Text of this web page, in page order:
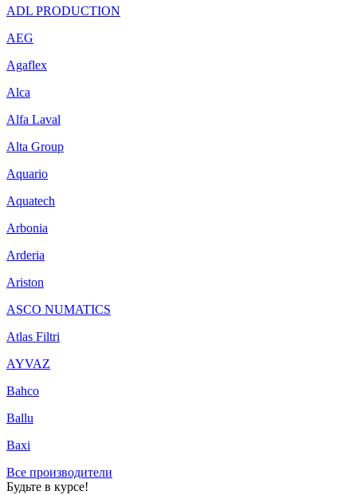
ADL PRODUCTION
AEG
Agaflex
Alca
Alfa Laval
Alta Group
Aquario
Aquatech
Arbonia
Arderia
Ariston
ASCO NUMATICS
Atlas Filtri
AYVAZ
Bahco
Ballu
Baxi
Все производители
Будьте в курсе!